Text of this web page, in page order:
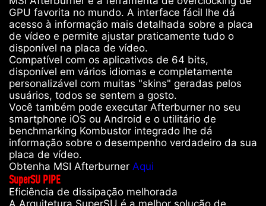
GPU favorita no mundo. A interface fácil lhe dá
acesso à informação mais detalhada sobre a placa
de vídeo e permite ajustar praticamente tudo o
disponível na placa de vídeo.
Compatível com os aplicativos de 64 bits,
disponível em vários idiomas e completamente
personalizável com muitas "skins" geradas pelos
usuários, todos se sentem a gosto.
Você também pode executar Afterburner no seu
smartphone iOS ou Android e o utilitário de
benchmarking Kombustor integrado lhe dá
informação sobre o desempenho verdadeiro da sua
placa de vídeo.
Obtenha MSI Afterburner Aqui
SuperSU PIPE
Eficiência de dissipação melhorada
A Arquitetura SuperSU é a melhor solução de